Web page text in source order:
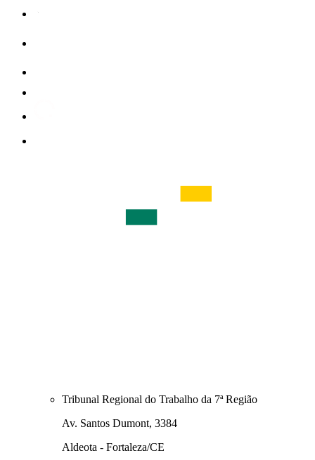
Tribunal Regional do Trabalho da 7ª Região
Av. Santos Dumont, 3384
Aldeota - Fortaleza/CE